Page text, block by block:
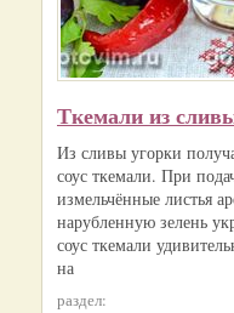
Ткемали из
Из сливы угорки
соус ткемали. При
измельчённые листья
нарубленную зелень
соус ткемали
на
раздел: